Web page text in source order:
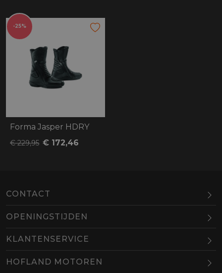
-25%
Forma Jasper HDRY
€ 229,95 € 172,46
CONTACT
OPENINGSTIJDEN
Maandag
Dinsdag
10.00-18.00
Woensdag
KLANTENSERVICE
HOFLAND MOTOREN